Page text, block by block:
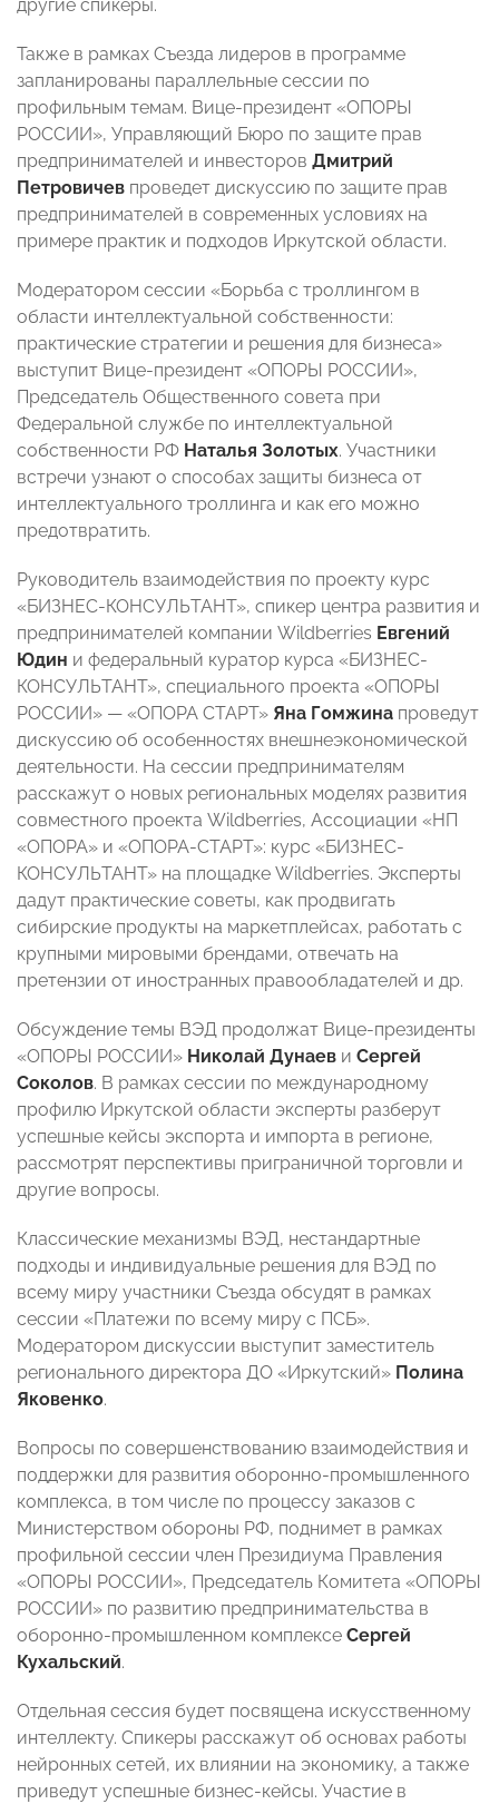
другие спикеры.
Также в рамках Съезда лидеров в программе
запланированы параллельные сессии по
профильным темам. Вице-президент «ОПОРЫ
РОССИИ», Управляющий Бюро по защите прав
предпринимателей и инвесторов Дмитрий
Петровичев проведет дискуссию по защите прав
предпринимателей в современных условиях на
примере практик и подходов Иркутской области.
Модератором сессии «Борьба с троллингом в
области интеллектуальной собственности:
практические стратегии и решения для бизнеса»
выступит Вице-президент «ОПОРЫ РОССИИ»,
Председатель Общественного совета при
Федеральной службе по интеллектуальной
собственности РФ Наталья Золотых. Участники
встречи узнают о способах защиты бизнеса от
интеллектуального троллинга и как его можно
предотвратить.
Руководитель взаимодействия по проекту курс
«БИЗНЕС-КОНСУЛЬТАНТ», спикер центра развития и
предпринимателей компании Wildberries Евгений
Юдин и федеральный куратор курса «БИЗНЕС-
КОНСУЛЬТАНТ», специального проекта «ОПОРЫ
РОССИИ» — «ОПОРА СТАРТ» Яна Гомжина проведут
дискуссию об особенностях внешнеэкономической
деятельности. На сессии предпринимателям
расскажут о новых региональных моделях развития
совместного проекта Wildberries, Ассоциации «НП
«ОПОРА» и «ОПОРА-СТАРТ»: курс «БИЗНЕС-
КОНСУЛЬТАНТ» на площадке Wildberries. Эксперты
дадут практические советы, как продвигать
сибирские продукты на маркетплейсах, работать с
крупными мировыми брендами, отвечать на
претензии от иностранных правообладателей и др.
Обсуждение темы ВЭД продолжат Вице-президенты
«ОПОРЫ РОССИИ» Николай Дунаев и Сергей
Соколов. В рамках сессии по международному
профилю Иркутской области эксперты разберут
успешные кейсы экспорта и импорта в регионе,
рассмотрят перспективы приграничной торговли и
другие вопросы.
Классические механизмы ВЭД, нестандартные
подходы и индивидуальные решения для ВЭД по
всему миру участники Съезда обсудят в рамках
сессии «Платежи по всему миру с ПСБ».
Модератором дискуссии выступит заместитель
регионального директора ДО «Иркутский» Полина
Яковенко.
Вопросы по совершенствованию взаимодействия и
поддержки для развития оборонно-промышленного
комплекса, в том числе по процессу заказов с
Министерством обороны РФ, поднимет в рамках
профильной сессии член Президиума Правления
«ОПОРЫ РОССИИ», Председатель Комитета «ОПОРЫ
РОССИИ» по развитию предпринимательства в
оборонно-промышленном комплексе Сергей
Кухальский.
Отдельная сессия будет посвящена искусственному
интеллекту. Спикеры расскажут об основах работы
нейронных сетей, их влиянии на экономику, а также
приведут успешные бизнес-кейсы. Участие в